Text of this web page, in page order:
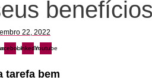
benefícios
22, 2022
LinkedinYoutube
tarefa bem